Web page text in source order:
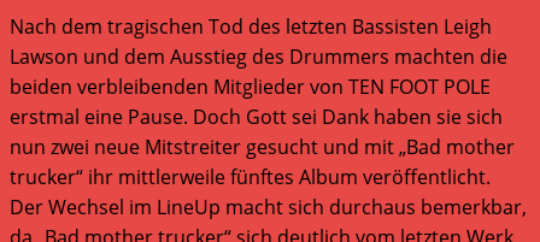
Nach dem tragischen Tod des letzten Bassisten Leigh
Lawson und dem Ausstieg des Drummers machten die
beiden verbleibenden Mitglieder von TEN FOOT POLE
erstmal eine Pause. Doch Gott sei Dank haben sie sich
nun zwei neue Mitstreiter gesucht und mit „Bad mother
trucker“ ihr mittlerweile fünftes Album veröffentlicht.
Der Wechsel im LineUp macht sich durchaus bemerkbar,